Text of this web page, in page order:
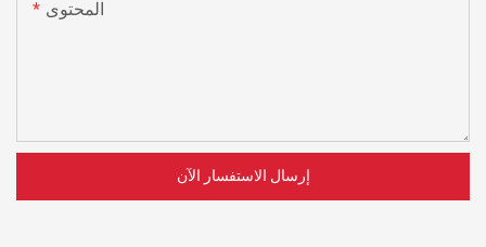
المحتوى
إرسال الاستفسار الآن